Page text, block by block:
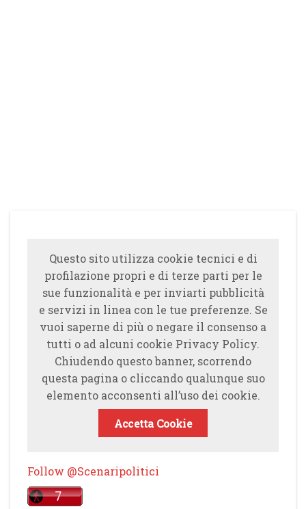
Questo sito utilizza cookie tecnici e di
profilazione propri e di terze parti per le
sue funzionalità e per inviarti pubblicità
e servizi in linea con le tue preferenze. Se
vuoi saperne di più o negare il consenso a
tutti o ad alcuni cookie Privacy Policy.
Chiudendo questo banner, scorrendo
questa pagina o cliccando qualunque suo
elemento acconsenti all’uso dei cookie.
Accetta Cookie
Follow @Scenaripolitici